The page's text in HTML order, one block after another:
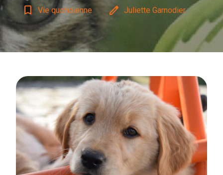
bookmark_border Vie quotidienne edit Juliette Garnodier